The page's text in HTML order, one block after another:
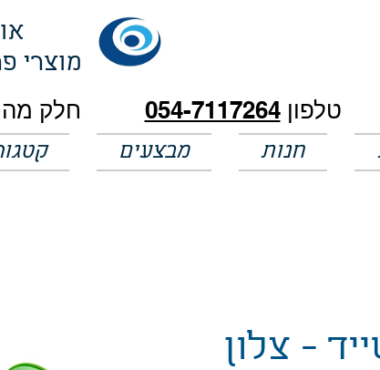
מוצרי
טלפון054-7117264
חנות מבצעים
- צלון